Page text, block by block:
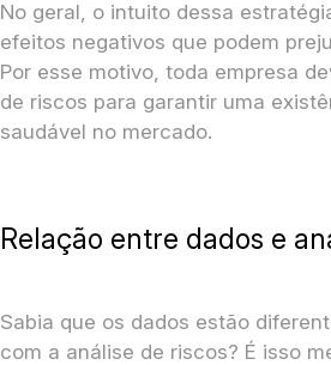
No geral, o intuito dessa
efeitos negativos que podem
Por esse motivo, toda empresa
de riscos para garantir uma
saudável no mercado.
Relação entre dados e
Sabia que os dados estão
com a análise de riscos? É isso